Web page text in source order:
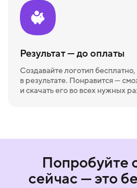
Результат — до оплаты
Создавайте логотип
в результате. Понравится —
и скачать его во всех нужных
Попробуйте
сейчас — это